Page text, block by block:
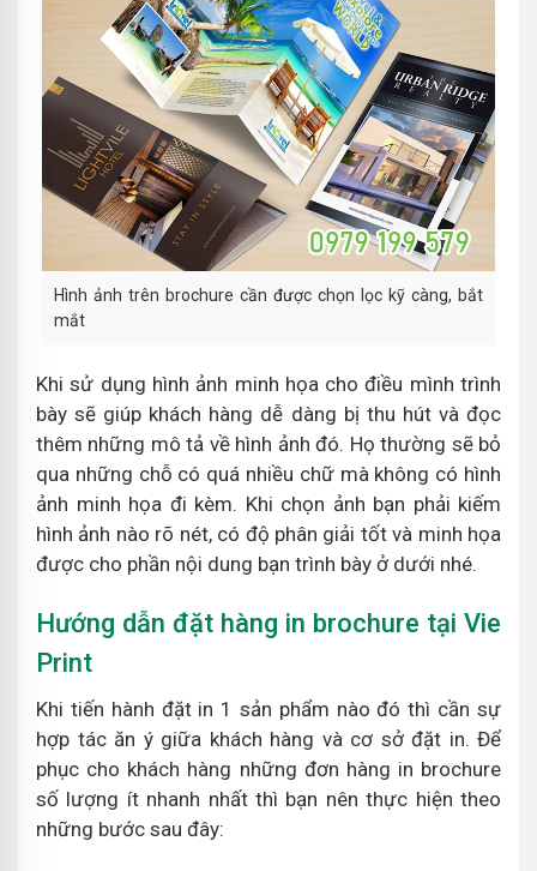
Hình ảnh trên brochure cần được chọn lọc kỹ càng, bắt
mắt
Khi sử dụng hình ảnh minh họa cho điều mình trình
bày sẽ giúp khách hàng dễ dàng bị thu hút và đọc
thêm những mô tả về hình ảnh đó. Họ thường sẽ bỏ
qua những chỗ có quá nhiều chữ mà không có hình
ảnh minh họa đi kèm. Khi chọn ảnh bạn phải kiếm
hình ảnh nào rõ nét, có độ phân giải tốt và minh họa
được cho phần nội dung bạn trình bày ở dưới nhé.
Hướng dẫn đặt hàng in brochure tại Vie
Print
Khi tiến hành đặt in 1 sản phẩm nào đó thì cần sự
hợp tác ăn ý giữa khách hàng và cơ sở đặt in. Để
phục cho khách hàng những đơn hàng in brochure
số lượng ít nhanh nhất thì bạn nên thực hiện theo
những bước sau đây: